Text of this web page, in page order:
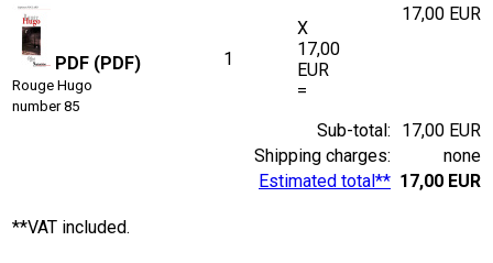
PDF (PDF)
Rouge Hugo
number 85
1
X
17,00
EUR
=
17,00 EUR
Sub-total:
17,00 EUR
Shipping charges:
none
Estimated total** 17,00 EUR
**VAT included.